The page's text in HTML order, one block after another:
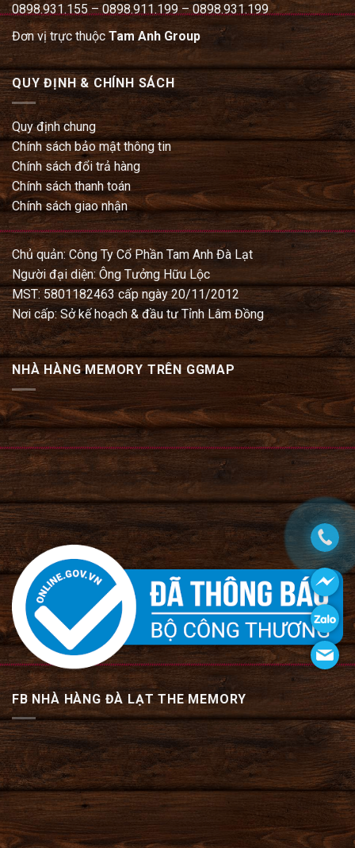
0898.931.155 – 0898.911.199 – 0898.931.199
Đơn vị trực thuộcTam Anh Group
QUY ĐỊNH & CHÍNH SÁCH
Quy định chung
Chính sách bảo mật thông tin
Chính sách đổi trả hàng
Chính sách thanh toán
Chính sách giao nhận
Chủ quản: Công Ty Cổ Phần Tam Anh Đà Lạt
Người đại diện: Ông Tưởng Hữu Lộc
MST: 5801182463 cấp ngày 20/11/2012
Nơi cấp: Sở kế hoạch & đầu tư Tỉnh Lâm Đồng
NHÀ HÀNG MEMORY TRÊN GGMAP
FB NHÀ HÀNG ĐÀ LẠT THE MEMORY